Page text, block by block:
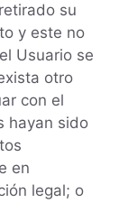
su
y este no
Usuario se
otro
con el
hayan sido
en
legal; o